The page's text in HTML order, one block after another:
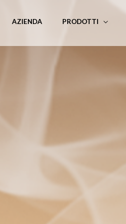
AZIENDA PRODOTTI